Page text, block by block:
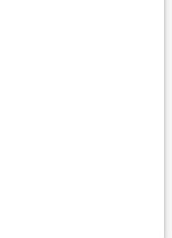
klan primárně
200 záloh měsíčně !!!